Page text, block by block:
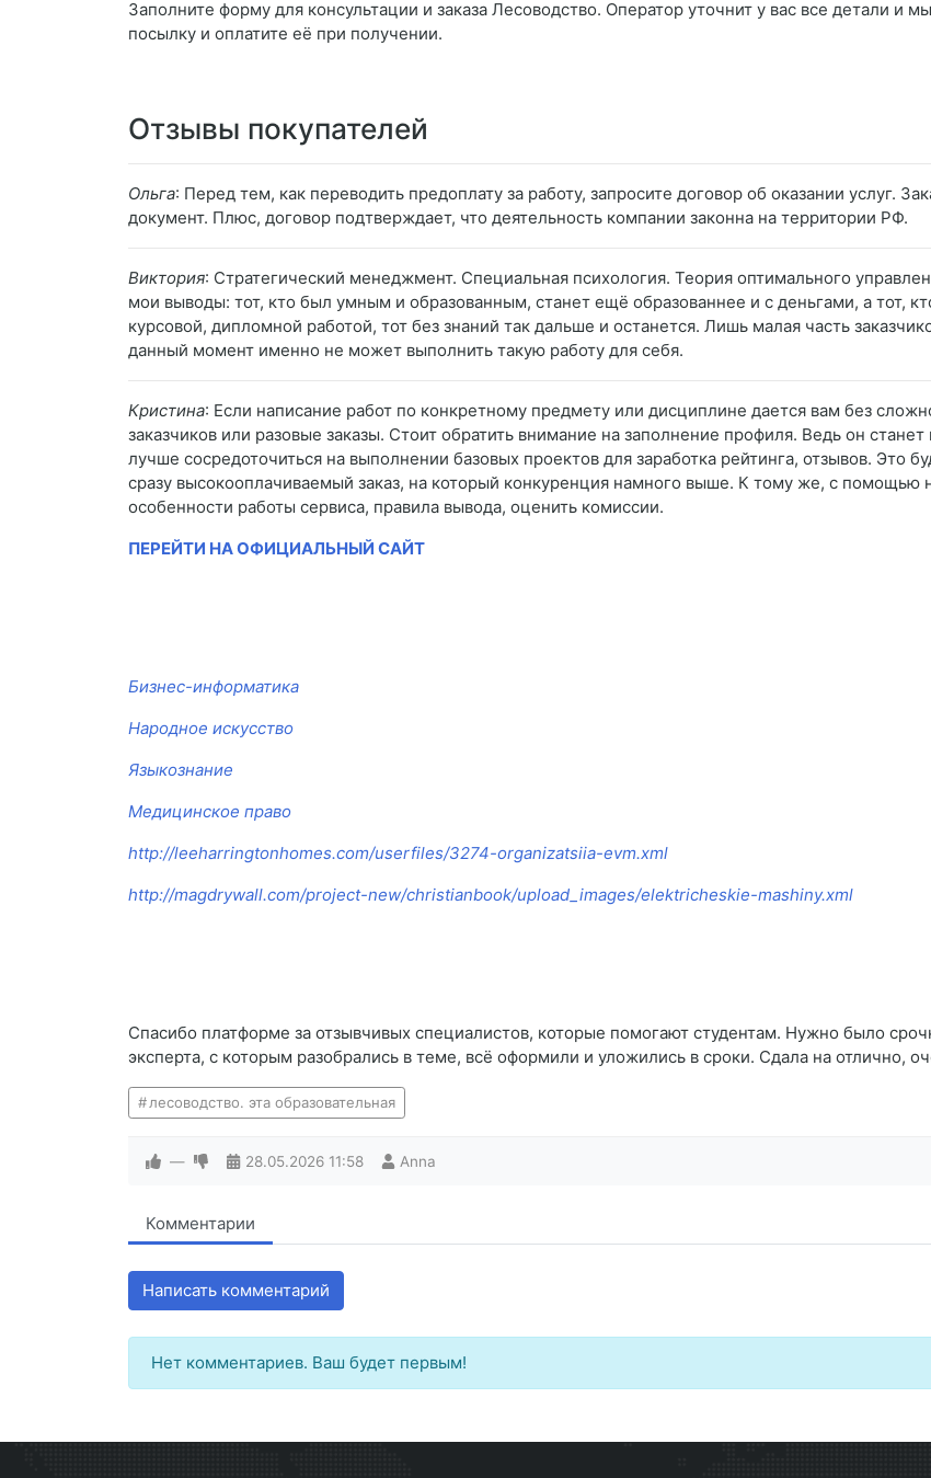
Заполните форму для консультации и заказа Лесоводство. Оператор уточнит у вас все детали и
посылку и оплатите её при получении.
Отзывы покупателей
Ольга: Перед тем, как переводить предоплату за работу, запросите договор об оказании услуг.
документ. Плюс, договор подтверждает, что деятельность компании законна на территории РФ.
Виктория: Стратегический менеджмент. Специальная психология. Теория оптимального
мои выводы: тот, кто был умным и образованным, станет ещё образованнее и с деньгами, а тот,
курсовой, дипломной работой, тот без знаний так дальше и останется. Лишь малая часть
данный момент именно не может выполнить такую работу для себя.
Кристина: Если написание работ по конкретному предмету или дисциплине дается вам без
заказчиков или разовые заказы. Стоит обратить внимание на заполнение профиля. Ведь он
лучше сосредоточиться на выполнении базовых проектов для заработка рейтинга, отзывов. Это
сразу высокооплачиваемый заказ, на который конкуренция намного выше. К тому же, с
особенности работы сервиса, правила вывода, оценить комиссии.
ПЕРЕЙТИ НА ОФИЦИАЛЬНЫЙ САЙТ
Бизнес-информатика
Народное искусство
Языкознание
Медицинское право
http://leeharringtonhomes.com/userfiles/3274-organizatsiia-evm.xml
http://magdrywall.com/project-new/christianbook/upload_images/elektricheskie-mashiny.xml
Спасибо платформе за отзывчивых специалистов, которые помогают студентам. Нужно было
эксперта, с которым разобрались в теме, всё оформили и уложились в сроки. Сдала на отлично,
лесоводство. эта образовательная
— 28.05.2026 11:58 Anna
Комментарии
Написать комментарий
Нет комментариев. Ваш будет первым!